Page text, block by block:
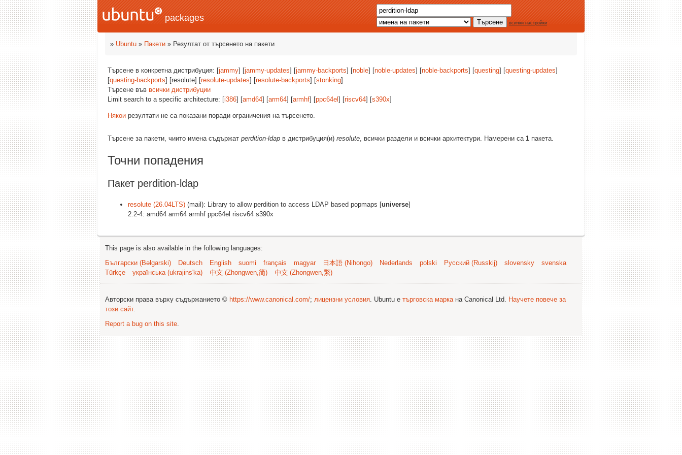
packages всички настройки
» Ubuntu » Пакети » Резултат от търсенето на пакети
Търсене в конкретна дистрибуция: [jammy] [jammy-updates] [jammy-backports] [noble] [noble-updates] [noble-backports] [questing] [questing-updates]
[questing-backports] [resolute] [resolute-updates] [resolute-backports] [stonking]
Търсене във всички дистрибуции
Limit search to a specific architecture: [i386] [amd64] [arm64] [armhf] [ppc64el ] [riscv64] [s390x]
Някои резултати не са показани поради ограничения на търсенето.
Търсене за пакети, чиито имена съдържат perdition-ldap в дистрибуция(и) resolute, всички раздели и всички архитектури. Намерени са 1 пакета.
Точни попадения
Пакет perdition-ldap
resolute (26.04LTS) (mail): Library to allow perdition to access LDAP based popmaps [universe]
2.2-4: amd64 arm64 armhf ppc64el riscv64 s390x
This page is also available in the following languages:
Български (Bəlgarski)
Deutsch English suomi français magyar 日本語 (Nihongo) Nederlands polski Русский (Russkij) slovensky
svenska
Türkçe
українська (ukrajins'ka) 中文 (Zhongwen,简) 中文 (Zhongwen,繁)
Авторски права върху съдържанието © https://www.canonical.com/; лицензни условия . Ubuntu е търговска марка на Canonical Ltd.
Научете повече за
този сайт.
Report a bug on this site